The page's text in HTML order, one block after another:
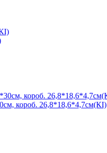
короб. 26,8*18,6*4,7см(КІ)